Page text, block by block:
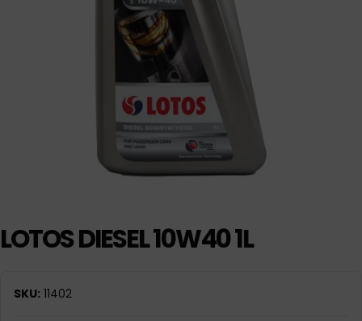
LOTOS DIESEL 10W40 1L
SKU: 11402